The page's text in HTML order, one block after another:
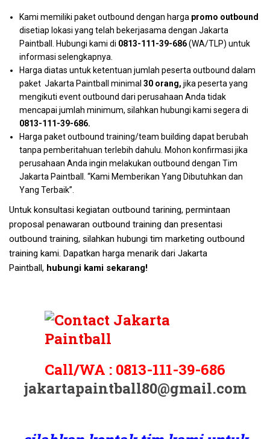
Kami memiliki paket outbound dengan harga promo outbound
disetiap lokasi yang telah bekerjasama dengan Jakarta
Paintball. Hubungi kami di 0813-111-39-686(WA/TLP) untuk
informasi selengkapnya.
Harga diatas untuk ketentuan jumlah peserta outbound dalam
paket Jakarta Paintball minimal 30 orang, jika peserta yang
mengikuti event outbound dari perusahaan Anda tidak
mencapai jumlah minimum, silahkan hubungi kami segera di
0813-111-39-686.
Harga paket outbound training/team building dapat berubah
tanpa pemberitahuan terlebih dahulu. Mohon konfirmasi jika
perusahaan Anda ingin melakukan outbound dengan Tim
Jakarta Paintball. “Kami Memberikan Yang Dibutuhkan dan
Yang Terbaik”.
Untuk konsultasi kegiatan outbound tarining, permintaan
proposal penawaran outbound training dan presentasi
outbound training, silahkan hubungi tim marketing outbound
training kami. Dapatkan harga menarik dari Jakarta
Paintball, hubungi kami sekarang!
Call/WA : 0813-111-39-686
jakartapaintball80@gmail.com